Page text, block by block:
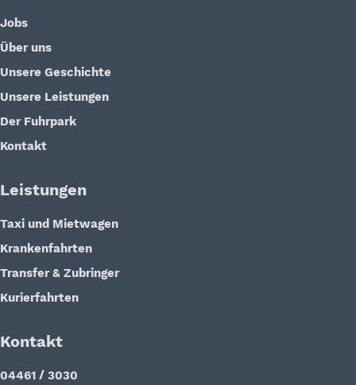
Jobs
Über uns
Unsere Geschichte
Unsere Leistungen
Der Fuhrpark
Kontakt
Leistungen
Taxi und Mietwagen
Krankenfahrten
Transfer & Zubringer
Kurierfahrten
Kontakt
04461 / 3030